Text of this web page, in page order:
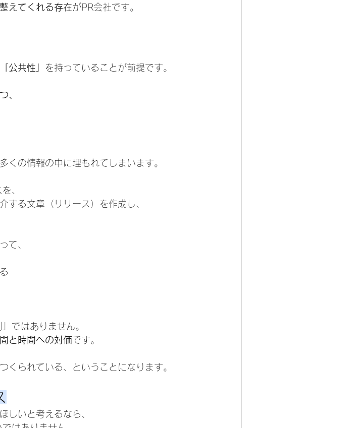
えてくれる存在がPR会社です。
「公共性」
を持っていることが前提です。
、
くの情報の中に埋もれてしまいます。
、
する文章（リリース）を作成し、
て、
ではありません。
と時間への対価です。
くられている、ということになります。
しいと考えるなら、